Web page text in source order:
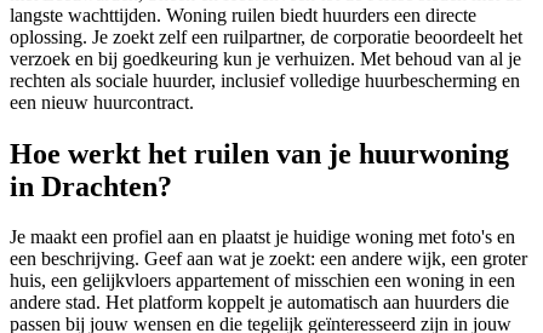
langste wachttijden. Woning ruilen biedt huurders een directe
oplossing. Je zoekt zelf een ruilpartner, de corporatie beoordeelt het
verzoek en bij goedkeuring kun je verhuizen. Met behoud van al je
rechten als sociale huurder, inclusief volledige huurbescherming en
een nieuw huurcontract.
Hoe werkt het ruilen van je huurwoning
in Drachten?
Je maakt een profiel aan en plaatst je huidige woning met foto's en
een beschrijving. Geef aan wat je zoekt: een andere wijk, een groter
huis, een gelijkvloers appartement of misschien een woning in een
andere stad. Het platform koppelt je automatisch aan huurders die
passen bij jouw wensen en die tegelijk geïnteresseerd zijn in jouw